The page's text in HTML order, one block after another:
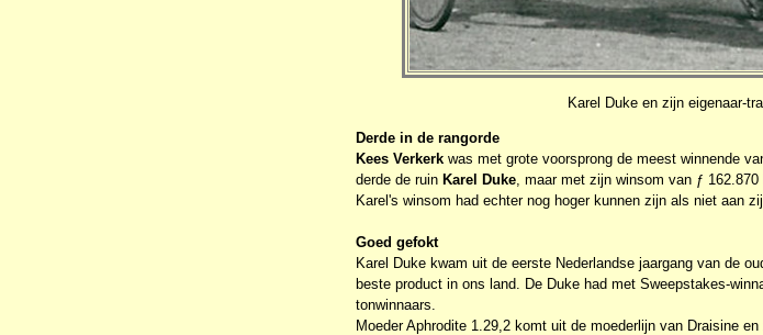
Karel Duke en zijn eigenaar-
Derde in de rangorde
Kees Verkerk was met grote voorsprong de meest winnende
derde de ruin Karel Duke , maar met zijn winsom van ƒ
Karel's winsom had echter nog hoger kunnen zijn als niet aan
Goed gefokt
Karel Duke kwam uit de eerste Nederlandse jaargang van de
beste product in ons land. De Duke had met Sweepstakes-
tonwinnaars.
Moeder Aphrodite 1.29,2 komt uit de moederlijn van Draisine